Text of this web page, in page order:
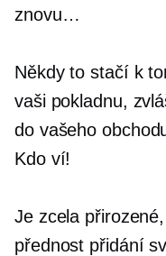
znovu…
Někdy to stačí k
vaši pokladnu,
do vašeho
Kdo ví!
Je zcela
přednost přidání